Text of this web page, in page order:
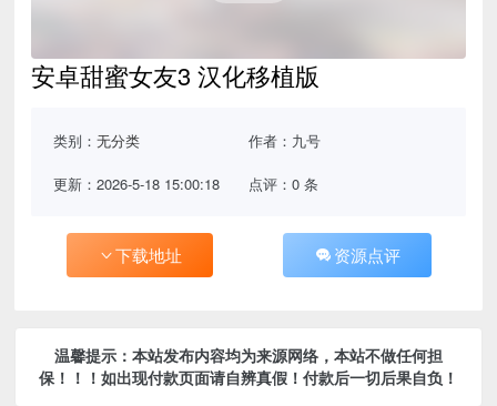
安卓甜蜜女友3 汉化移植版
类别：无分类 作者：九号
更新：2026-5-18 15:00:18 点评：0 条
下载地址 资源点评
温馨提示：本站发布内容均为来源网络，本站不做任何担
保！！！如出现付款页面请自辨真假！付款后一切后果自负！